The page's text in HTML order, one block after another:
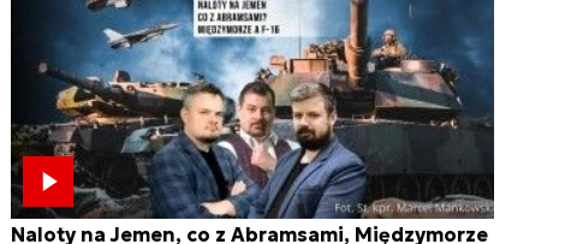
Naloty na Jemen, co z Abramsami, Międzymorze